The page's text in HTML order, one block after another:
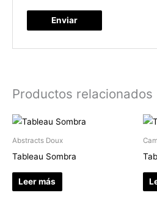
Productos relacionados
Abstracts Doux
Tableau Sombra
Leer más